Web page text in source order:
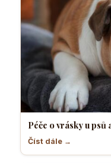
Péče o vrásky u psů
Číst dále →